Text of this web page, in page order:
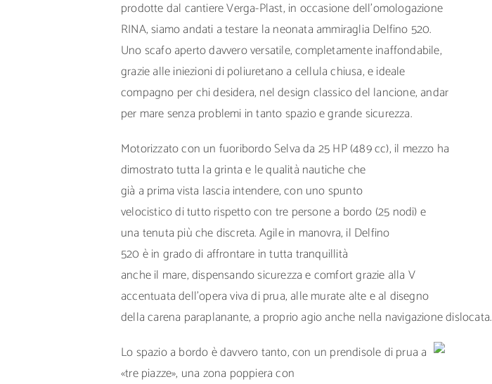
prodotte dal cantiere Verga-Plast, in occasione dell’omologazione
RINA, siamo andati a testare la neonata ammiraglia Delfino 520.
Uno scafo aperto davvero versatile, completamente inaffondabile,
grazie alle iniezioni di poliuretano a cellula chiusa, e ideale
compagno per chi desidera, nel design classico del lancione, andar
per mare senza problemi in tanto spazio e grande sicurezza.
Motorizzato con un fuoribordo Selva da 25 HP (489 cc), il mezzo ha
dimostrato tutta la grinta e le qualità nautiche che
già a prima vista lascia intendere, con uno spunto
velocistico di tutto rispetto con tre persone a bordo (25 nodi) e
una tenuta più che discreta. Agile in manovra, il Delfino
520 è in grado di affrontare in tutta tranquillità
anche il mare, dispensando sicurezza e comfort grazie alla V
accentuata dell’opera viva di prua, alle murate alte e al disegno
della carena paraplanante, a proprio agio anche nella navigazione dislocata.
Lo spazio a bordo è davvero tanto, con un prendisole di prua a
«tre piazze», una zona poppiera con